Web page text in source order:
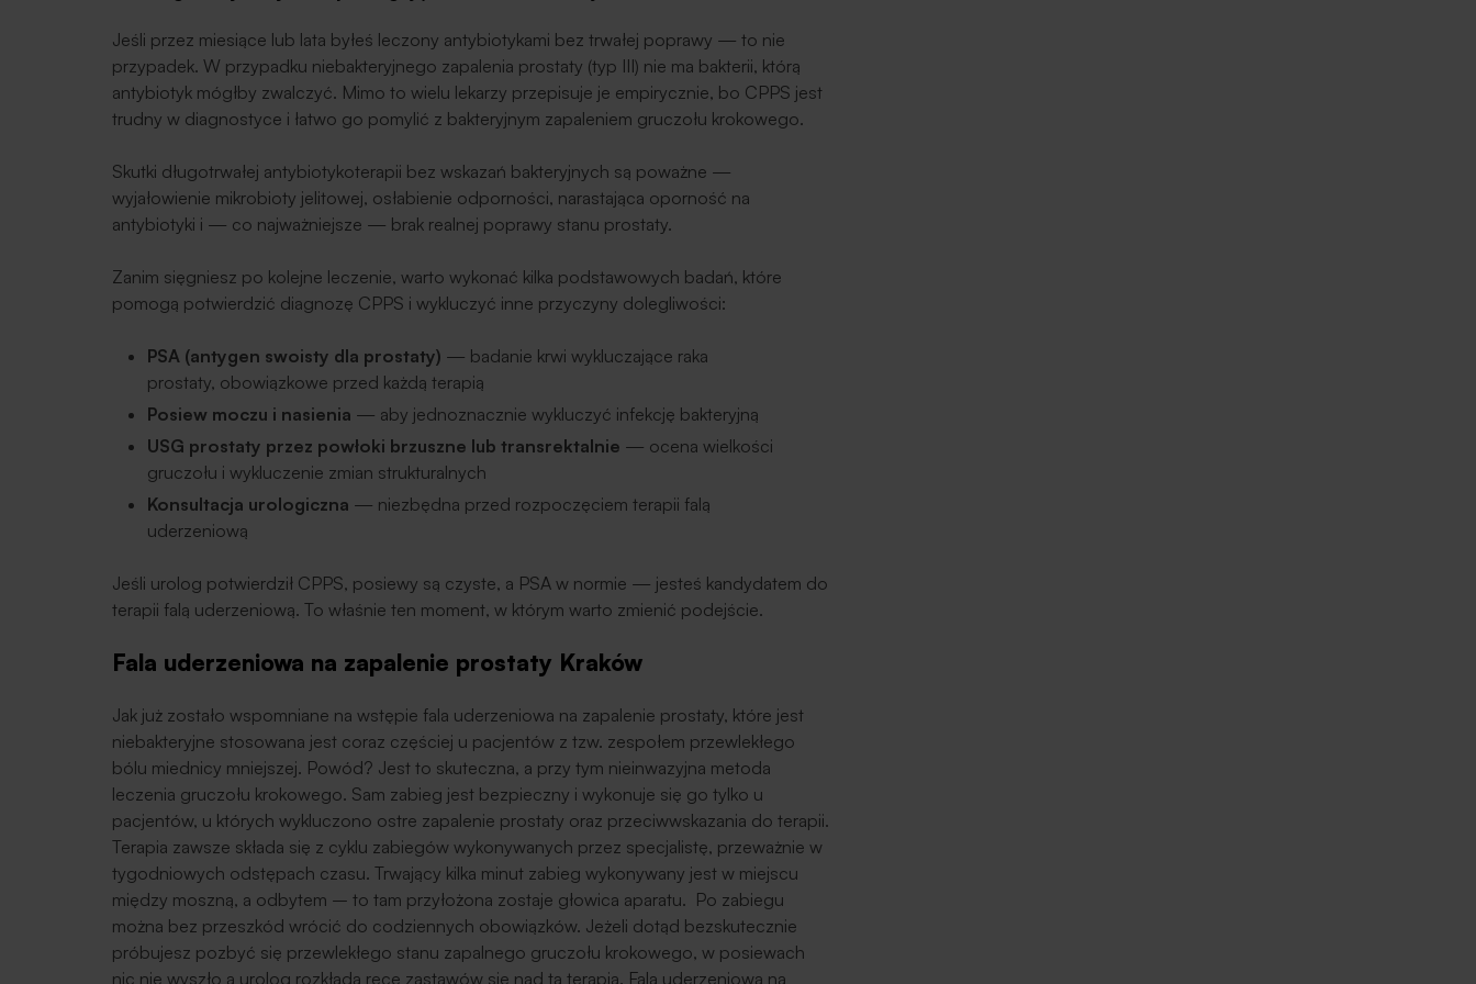
Jeśli przez miesiące lub lata byłeś leczony antybiotykami bez trwałej poprawy — to nie
przypadek. W przypadku niebakteryjnego zapalenia prostaty (typ III) nie ma bakterii, którą
antybiotyk mógłby zwalczyć. Mimo to wielu lekarzy przepisuje je empirycznie, bo CPPS jest
trudny w diagnostyce i łatwo go pomylić z bakteryjnym zapaleniem gruczołu krokowego.
Skutki długotrwałej antybiotykoterapii bez wskazań bakteryjnych są poważne —
wyjałowienie mikrobioty jelitowej, osłabienie odporności, narastająca oporność na
antybiotyki i — co najważniejsze — brak realnej poprawy stanu prostaty.
Zanim sięgniesz po kolejne leczenie, warto wykonać kilka podstawowych badań, które
pomogą potwierdzić diagnozę CPPS i wykluczyć inne przyczyny dolegliwości:
PSA (antygen swoisty dla prostaty) — badanie krwi wykluczające raka
prostaty, obowiązkowe przed każdą terapią
Posiew moczu i nasienia — aby jednoznacznie wykluczyć infekcję bakteryjną
USG prostaty przez powłoki brzuszne lub transrektalnie — ocena wielkości
gruczołu i wykluczenie zmian strukturalnych
Konsultacja urologiczna — niezbędna przed rozpoczęciem terapii falą
uderzeniową
Jeśli urolog potwierdził CPPS, posiewy są czyste, a PSA w normie — jesteś kandydatem do
terapii falą uderzeniową. To właśnie ten moment, w którym warto zmienić podejście.
Fala uderzeniowa na zapalenie prostaty Kraków
Jak już zostało wspomniane na wstępie fala uderzeniowa na zapalenie prostaty, które jest
niebakteryjne stosowana jest coraz częściej u pacjentów z tzw. zespołem przewlekłego
bólu miednicy mniejszej. Powód? Jest to skuteczna, a przy tym nieinwazyjna metoda
leczenia gruczołu krokowego. Sam zabieg jest bezpieczny i wykonuje się go tylko u
pacjentów, u których wykluczono ostre zapalenie prostaty oraz przeciwwskazania do terapii.
Terapia zawsze składa się z cyklu zabiegów wykonywanych przez specjalistę, przeważnie w
tygodniowych odstępach czasu. Trwający kilka minut zabieg wykonywany jest w miejscu
między moszną, a odbytem – to tam przyłożona zostaje głowica aparatu. Po zabiegu
można bez przeszkód wrócić do codziennych obowiązków. Jeżeli dotąd bezskutecznie
próbujesz pozbyć się przewlekłego stanu zapalnego gruczołu krokowego, w posiewach
nic nie wyszło a urolog rozkłada ręce zastawów się nad tą terapią. Fala uderzeniowa na